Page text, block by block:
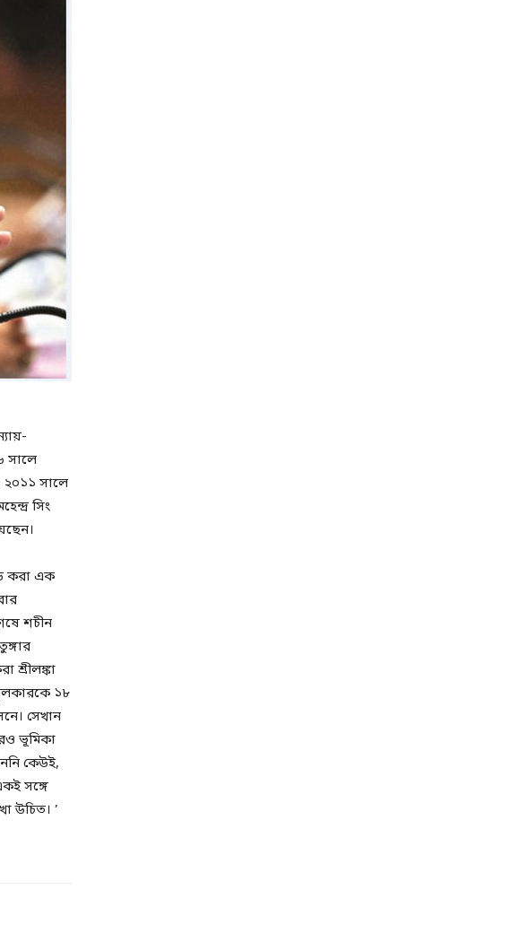
সালে
২০১১ সালে
সিং
করা এক
শচীন
শ্রীলঙ্কা
১৮
সেখান
ভূমিকা
কেউই,
সঙ্গে
উচিত। ’